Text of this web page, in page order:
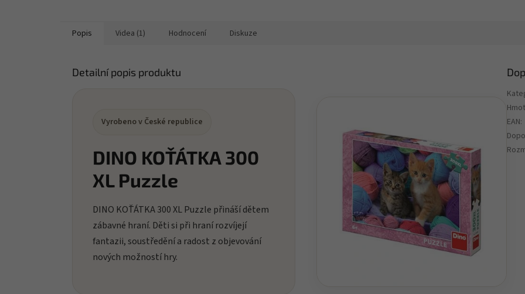
Popis Videa (1) Hodnocení Diskuze
Detailní popis produktu
Vyrobeno v České republice
DINO KOŤÁTKA 300
XL Puzzle
DINO KOŤÁTKA 300 XL Puzzle přináší dětem
zábavné hraní. Děti si při hraní rozvíjejí
fantazii, soustředění a radost z objevování
nových možností hry.
EAN: